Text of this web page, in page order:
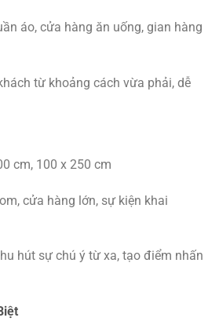
áo, cửa hàng ăn uống, gian hàng
từ khoảng cách vừa phải, dễ
cm, 100 x 250 cm
cửa hàng lớn, sự kiện khai
hút sự chú ý từ xa, tạo điểm nhấn